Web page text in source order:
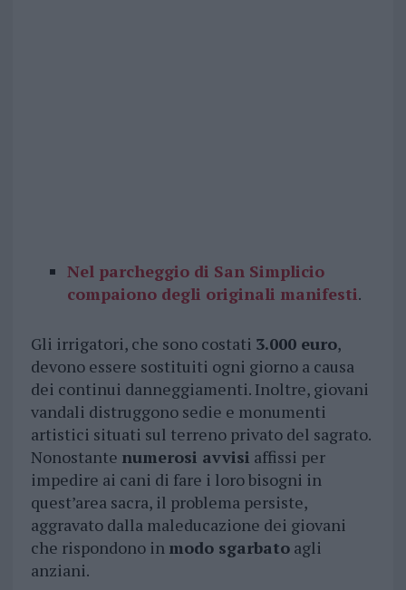
Nel parcheggio di San Simplicio
compaiono degli originali manifesti.
Gli irrigatori, che sono costati 3.000 euro,
devono essere sostituiti ogni giorno a causa
dei continui danneggiamenti. Inoltre, giovani
vandali distruggono sedie e monumenti
artistici situati sul terreno privato del sagrato.
Nonostante numerosi avvisi affissi per
impedire ai cani di fare i loro bisogni in
quest’area sacra, il problema persiste,
aggravato dalla maleducazione dei giovani
che rispondono in modo sgarbatoagli
anziani.